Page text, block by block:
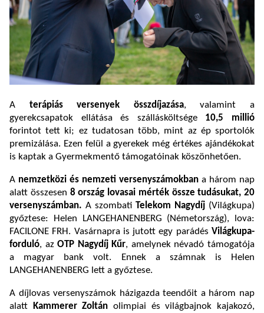
A terápiás versenyek összdíjazása, valamint a
gyerekcsapatok ellátása és szállásköltsége 10,5 millió
forintot tett ki; ez tudatosan több, mint az ép sportolók
premizálása. Ezen felül a gyerekek még értékes ajándékokat
is kaptak a Gyermekmentő támogatóinak köszönhetően.
A nemzetközi és nemzeti versenyszámokban a három nap
alatt összesen 8 ország lovasai mérték össze tudásukat, 20
versenyszámban. A szombati Telekom Nagydíj (Világkupa)
győztese: Helen LANGEHANENBERG (Németország), lova:
FACILONE FRH. Vasárnapra is jutott egy parádés Világkupa-
forduló, azOTP Nagydíj Kűr, amelynek névadó támogatója
a magyar bank volt. Ennek a számnak is Helen
LANGEHANENBERG lett a győztese.
A díjlovas versenyszámok házigazda teendőit a három nap
alatt
Kammerer Zoltán olimpiai és világbajnok kajakozó,